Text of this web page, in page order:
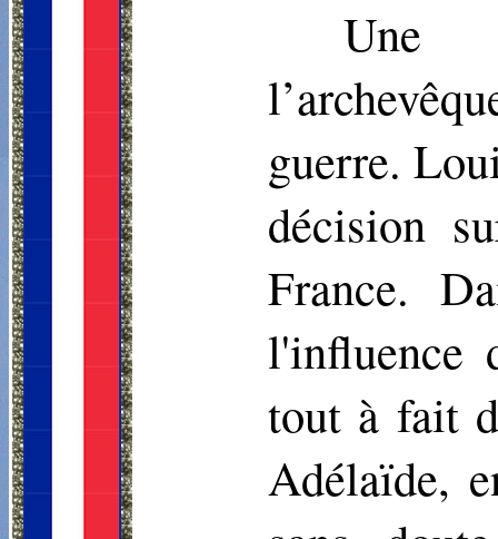
Une
guerre.
décision
France.
l'influence
tout à fait
Adélaïde,